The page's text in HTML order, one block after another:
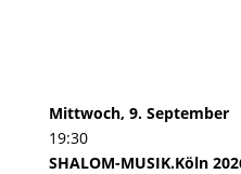
Mittwoch, 9. September
19:30
SHALOM-MUSIK.Köln